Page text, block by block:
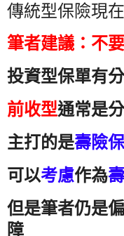
傳統型保險現
筆者建議： 不
投資型保單有
前收型通常是
主打的是壽險
可以考慮作為
但是筆者仍是
障